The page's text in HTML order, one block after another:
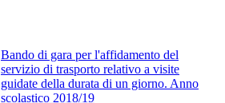
Bando di gara per l'affidamento del
servizio di trasporto relativo a visite
guidate della durata di un giorno. Anno
scolastico 2018/19